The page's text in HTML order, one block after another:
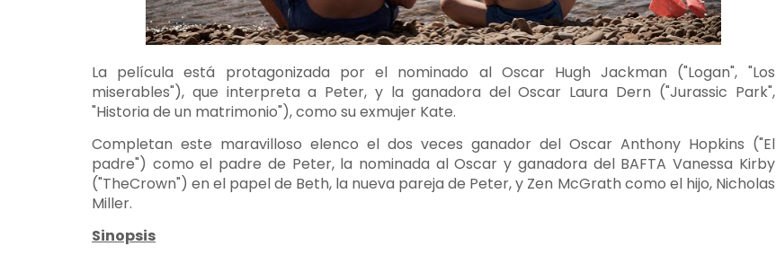
La película está protagonizada por el nominado al Oscar Hugh Jackman ("Logan", "Los
miserables"), que interpreta a Peter, y la ganadora del Oscar Laura Dern ("Jurassic Park",
"Historia de un matrimonio"), como su exmujer Kate.
Completan este maravilloso elenco el dos veces ganador del Oscar Anthony Hopkins ("El
padre") como el padre de Peter, la nominada al Oscar y ganadora del BAFTA Vanessa Kirby
("TheCrown") en el papel de Beth, la nueva pareja de Peter, y Zen McGrath como el hijo, Nicholas
Miller.
Sinopsis